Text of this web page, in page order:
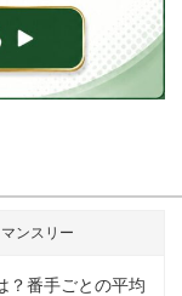
マンスリー
？番手ごとの平均